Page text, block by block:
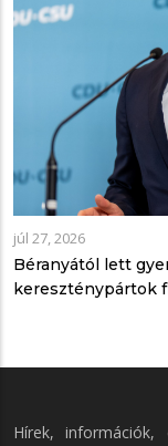
júl 27, 2026
Béranyától lett
kereszténypártok
Hírek, információk,